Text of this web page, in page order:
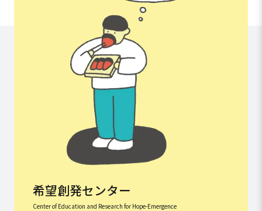
希望創発センター
Center of Education and Research for Hope-Emergence